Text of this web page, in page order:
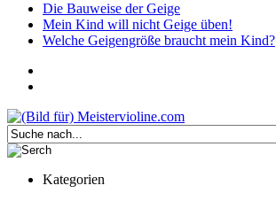
Die Bauweise der Geige
Mein Kind will nicht Geige üben!
Welche Geigengröße braucht mein Kind?
Kategorien